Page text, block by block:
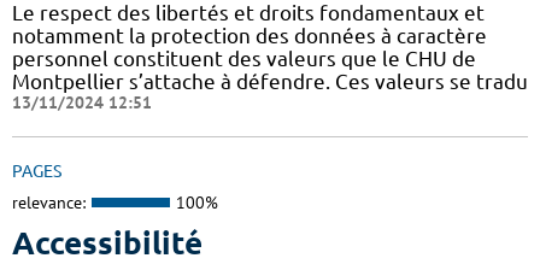
Le respect des libertés et droits fondamentaux et
notamment la protection des données à caractère
personnel constituent des valeurs que le CHU de
Montpellier s’attache à défendre. Ces valeurs se tradu
13/11/2024 12:51
PAGES
relevance: 100%
Accessibilité